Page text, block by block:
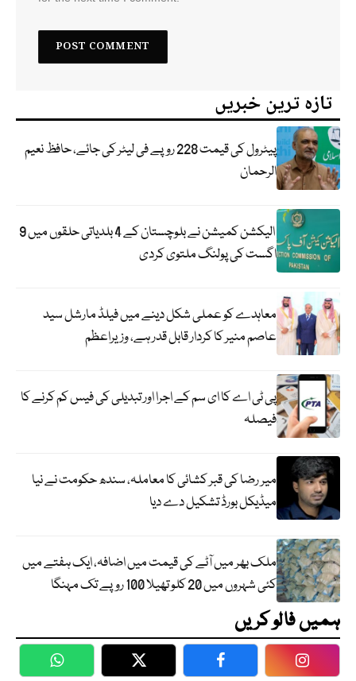
تازہ ترین خبریں
پیٹرول کی قیمت 228 روپے فی لیٹر کی جائے، حافظ نعیم
الرحمان
الیکشن کمیشن نے بلوچستان کے 4 بلدیاتی حلقوں میں 9
اگست کی پولنگ ملتوی کردی
معاہدے کو عملی شکل دینے میں فیلڈ مارشل سید
عاصم منیر کا کردار قابل قدر ہے، وزیراعظم
پی ٹی اے کا ای سم کے اجرا اور تبدیلی کی فیس کم کرنے کا
فیصلہ
میر رضا کی قبر کشائی کا معاملہ، سندھ حکومت نے نیا
میڈیکل بورڈ تشکیل دے دیا
ملک بھر میں آٹے کی قیمت میں اضافہ، ایک ہفتے میں
کئی شہروں میں 20 کلو تھیلا 100 روپے تک مہنگا
ہمیں فالو کریں
WhatsApp Twitter Facebook